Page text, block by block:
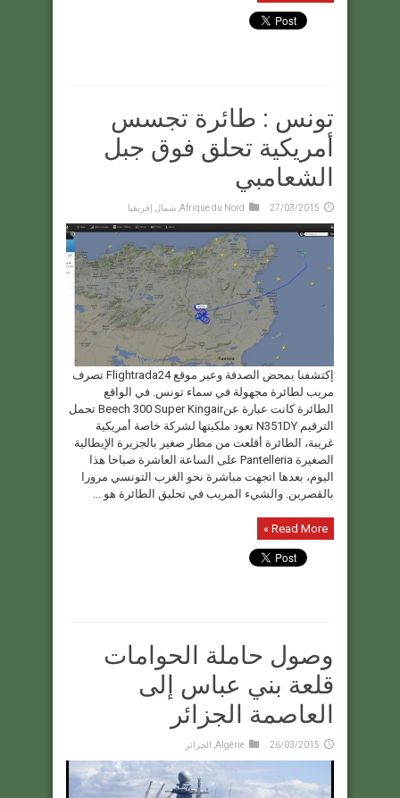
تونس : طائرة تجسس
أمريكية تحلق فوق جبل
الشعامبي
27/03/2015
Afrique du Nord شمال إفريقيا
إكتشفنا بمحض الصدفة وعبر موقع Flightrada24 تصرف
مريب لطائرة مجهولة في سماء تونس. في الواقع
الطائرة كانت عبارة عنBeech 300 Super Kingair تحمل
الترقيم N351DY تعود ملكيتها لشركة خاصة أمريكية
غريبة، الطائرة أقلعت من مطار صغير بالجزيرة الإيطالية
الصغيرة Pantelleria على الساعة العاشرة صباحا هذا
اليوم، بعدها اتجهت مباشرة نحو الغرب التونسي مرورا
بالقصرين. والشيء المريب في تحليق الطائرة هو ...
Read More »
وصول حاملة الحوامات
قلعة بني عباس إلى
العاصمة الجزائر
26/03/2015
Algérie الجزائر